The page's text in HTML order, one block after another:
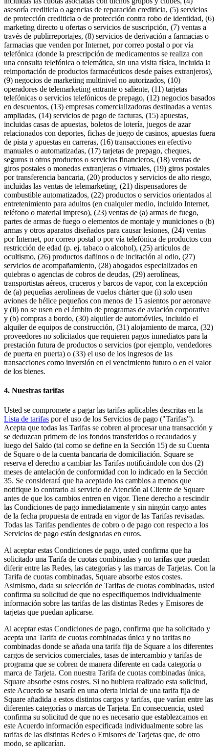
asesoría crediticia o agencias de reparación crediticia, (5) servicios
de protección crediticia o de protección contra robo de identidad, (6)
marketing directo u ofertas o servicios de suscripción, (7) ventas a
través de publirreportajes, (8) servicios de derivación a farmacias o
farmacias que venden por Internet, por correo postal o por vía
telefónica (donde la prescripción de medicamentos se realiza con
una consulta telefónica o telemática, sin una visita física, incluida la
reimportación de productos farmacéuticos desde países extranjeros),
(9) negocios de marketing multinivel no autorizados, (10)
operadores de telemarketing entrante o saliente, (11) tarjetas
telefónicas o servicios telefónicos de prepago, (12) negocios basados
en descuentos, (13) empresas comercializadoras destinadas a ventas
ampliadas, (14) servicios de pago de facturas, (15) apuestas,
incluidas casas de apuestas, boletos de lotería, juegos de azar
relacionados con deportes, fichas de juego de casinos, apuestas fuera
de pista y apuestas en carreras, (16) transacciones en efectivo
manuales o automatizadas, (17) tarjetas de prepago, cheques,
seguros u otros productos o servicios financieros, (18) ventas de
giros postales o monedas extranjeras o virtuales, (19) giros postales
por transferencia bancaria, (20) productos y servicios de alto riesgo,
incluidas las ventas de telemarketing, (21) dispensadores de
combustible automatizados, (22) productos o servicios orientados al
entretenimiento para adultos (en cualquier medio, incluido Internet,
teléfono o material impreso), (23) ventas de (a) armas de fuego,
partes de armas de fuego o elementos de montaje y municiones o (b)
armas y otros aparatos diseñados para causar lesiones, (24) ventas
por Internet, por correo postal o por vía telefónica de productos con
restricción de edad (p. ej. tabaco o alcohol), (25) artículos de
ocultismo, (26) productos dañinos o de incitación al odio, (27)
servicios de acompañamiento, (28) abogados especializados en
quiebras o agencias de cobros de deudas, (29) aerolíneas,
transportistas aéreos, cruceros y barcos de vapor, con la excepción
de (a) pequeñas aerolíneas de vuelos chárter que (i) solo usen
aviones de hélice pequeños con menos de 15 asientos por aeronave
y (ii) no se usen en el ámbito de programas de aviación corporativa
y (b) compras a bordo, (30) alquiler de automóviles, incluido el
alquiler de equipos de construcción, (31) alojamiento de marca, (32)
proveedores no solicitados que requieren pagos inmediatos para la
prestación futura de productos o servicios (por ejemplo, vendedores
de puerta en puerta) o (33) el uso de los ingresos de las
transacciones como inversión en el vencimiento futuro o en el valor
de los bienes.
4. Nuestras tarifas
Usted se compromete a pagar las tarifas aplicables descritas en la
Lista de tarifas por el uso de los Servicios de pago ("Tarifas").
Acepta que todas las Tarifas se cobren al procesar una transacción y
se deduzcan primero de los fondos transferidos o recaudados y
luego del Saldo (tal como se define en la Sección 15) de su Cuenta
de Square o de la cuenta bancaria de domiciliación. Square se
reserva el derecho a cambiar las Tarifas notificándole con dos (2)
meses de antelación de conformidad con lo indicado en la Sección
35. Se considerará que ha aceptado los cambios a menos que
notifique lo contrario al servicio de Atención al Cliente de Square
antes de que los cambios entren en vigor. Tiene derecho a rescindir
las Condiciones de pago inmediatamente y sin ningún cargo antes
de la fecha propuesta de entrada en vigor de las Tarifas revisadas.
Todas las Tarifas pendientes de cobro o de pago con respecto a los
Servicios de pago están designadas en euros.
Al aceptar estas Condiciones de pago, usted confirma que ha
solicitado una Tarifa de cuotas combinadas y no tarifas que puedan
diferir entre las Redes, las categorías y las marcas de Tarjetas. Con la
Tarifa de cuotas combinadas, Square absorbe estos costes.
Asimismo, dada su selección de Tarifas de cuotas combinadas, usted
confirma su solicitud de que no especifiquemos individualmente
información sobre las tarifas de las distintas Redes y Emisores de
tarjetas que puedan aplicarse.
Al aceptar estas Condiciones de pago, confirma que ha solicitado y
acepta una Tarifa de cuotas combinadas única y no tarifas no
combinadas donde se añada una tarifa fija de Square a los diferentes
cargos de servicios comerciales, tasas de intercambio y tarifas de
programa que se cobren de manera diferente en cada categoría o
marca de Tarjeta. Con nuestra Tarifa de cuotas combinadas única,
Square absorbe estos costes. Si no hubiera realizado esta solicitud,
este Acuerdo se basaría en una oferta inicial de una tarifa fija de
Square añadida a estos distintos cargos y tarifas, que varían entre las
diferentes categorías o marcas de Tarjeta. En consecuencia, usted
confirma su solicitud de que no es necesario que establezcamos en
este Acuerdo información especificada individualmente sobre las
tarifas de las distintas Redes o Emisores de Tarjetas que, de otro
modo, se aplicarían.